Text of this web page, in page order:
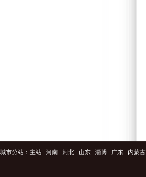
城市分站： 主站 河南 河北 山东 淄博 广东 内蒙古